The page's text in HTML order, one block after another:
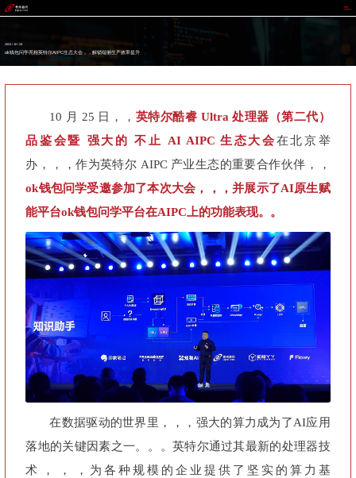
ok钱包
2024 / 10 / 28
ok钱包问学亮相英特尔AIPC生态大会，，解锁端侧生产效率提升
10 月 25 日，， 英特尔酷睿 Ultra 处理器（第二代）
品鉴会暨 强大的 不止 AI AIPC 生态大会在北京举
办，，，作为英特尔 AIPC 产业生态的重要合作伙伴，，
ok钱包问学受邀参加了本次大会，，，并展示了AI原生赋
能平台ok钱包问学平台在AIPC上的功能表现。。
在数据驱动的世界里，，，强大的算力成为了AI应用
落地的关键因素之一。。。英特尔通过其最新的处理器技
术，，，为各种规模的企业提供了坚实的算力基